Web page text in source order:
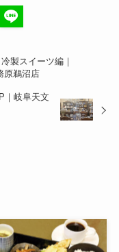
製スイーツ編｜
原鵜沼店
｜岐阜天文